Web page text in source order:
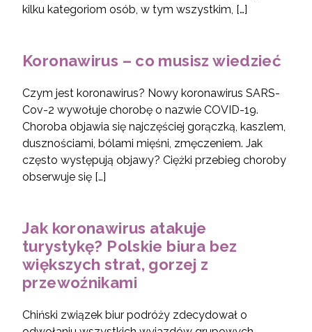
kilku kategoriom osób, w tym wszystkim, […]
Koronawirus – co musisz wiedzieć
Czym jest koronawirus? Nowy koronawirus SARS-
Cov-2 wywołuje chorobę o nazwie COVID-19.
Choroba objawia się najczęściej gorączką, kaszlem,
dusznościami, bólami mięśni, zmęczeniem. Jak
często występują objawy? Ciężki przebieg choroby
obserwuje się […]
Jak koronawirus atakuje
turystykę? Polskie biura bez
większych strat, gorzej z
przewoźnikami
Chiński związek biur podróży zdecydował o